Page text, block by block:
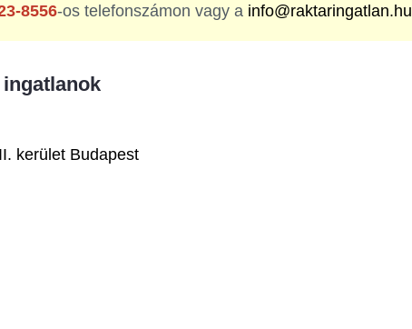
8556-os telefonszámon vagy a info@raktaringatlan.hu
kerület Budapest